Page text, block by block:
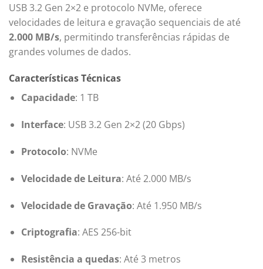
USB 3.2 Gen 2×2 e protocolo NVMe, oferece
velocidades de leitura e gravação sequenciais de até
2.000 MB/s, permitindo transferências rápidas de
grandes volumes de dados.
Características Técnicas
Capacidade: 1 TB
Interface: USB 3.2 Gen 2×2 (20 Gbps)
Protocolo: NVMe
Velocidade de Leitura: Até 2.000 MB/s
Velocidade de Gravação: Até 1.950 MB/s
Criptografia: AES 256-bit
Resistência a quedas: Até 3 metros